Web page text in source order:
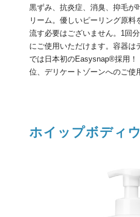
黒ずみ、抗炎症、消臭、抑毛が
リーム。優しいピーリング原
流す必要はございません。1回
にご使用いただけます。容器は
では日本初のEasysnap®採用
位、デリケートゾーンへのご使
ホイップボディ